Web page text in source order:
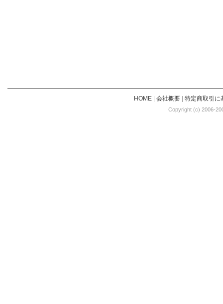
HOME| 会社概要| 特定商取引に
Copyright (c) 2006-